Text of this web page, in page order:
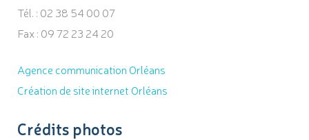
Tél. : 02 38 54 00 07
Fax : 09 72 23 24 20
Agence communication Orléans
Création de site internet Orléans
Crédits photos